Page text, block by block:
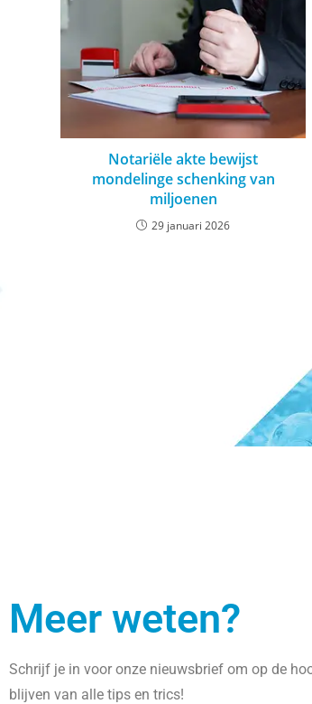
Notariële akte bewijst
mondelinge schenking van
miljoenen
29 januari 2026
Meer weten?
Schrijf je in voor onze nieuwsbrief om op de
blijven van alle tips en trics!